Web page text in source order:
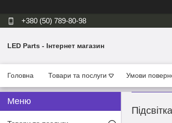
+380 (50) 789-80-98
LED Parts - Інтернет магазин
Головна Товари та послуги Умови